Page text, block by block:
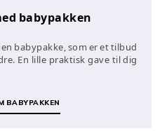
babypakken
babypakke, som er et tilbud
En lille praktisk gave til dig
BABYPAKKEN